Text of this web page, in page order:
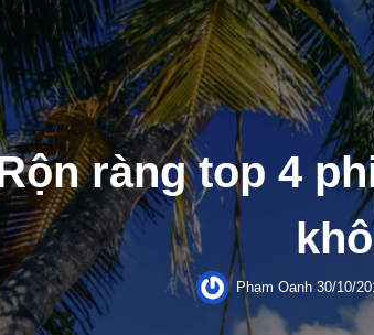
ràng top 4
Phạm Oanh 30/10/